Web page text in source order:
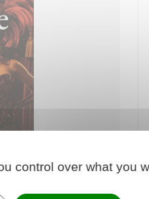
control over what you